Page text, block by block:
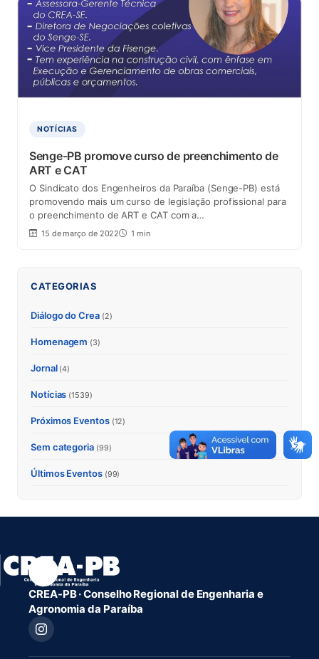
NOTÍCIAS
Senge-PB promove curso de preenchimento de
ART e CAT
O Sindicato dos Engenheiros da Paraíba (Senge-PB) está
promovendo mais um curso de legislação profissional para
o preenchimento de ART e CAT com a…
15 de março de 2022 1 min
CATEGORIAS
Diálogo do Crea (2)
Homenagem (3)
Jornal (4)
Notícias (1539)
Próximos Eventos (12)
Sem categoria (99)
Últimos Eventos (99)
CREA-PB · Conselho Regional de Engenharia e
Agronomia da Paraíba